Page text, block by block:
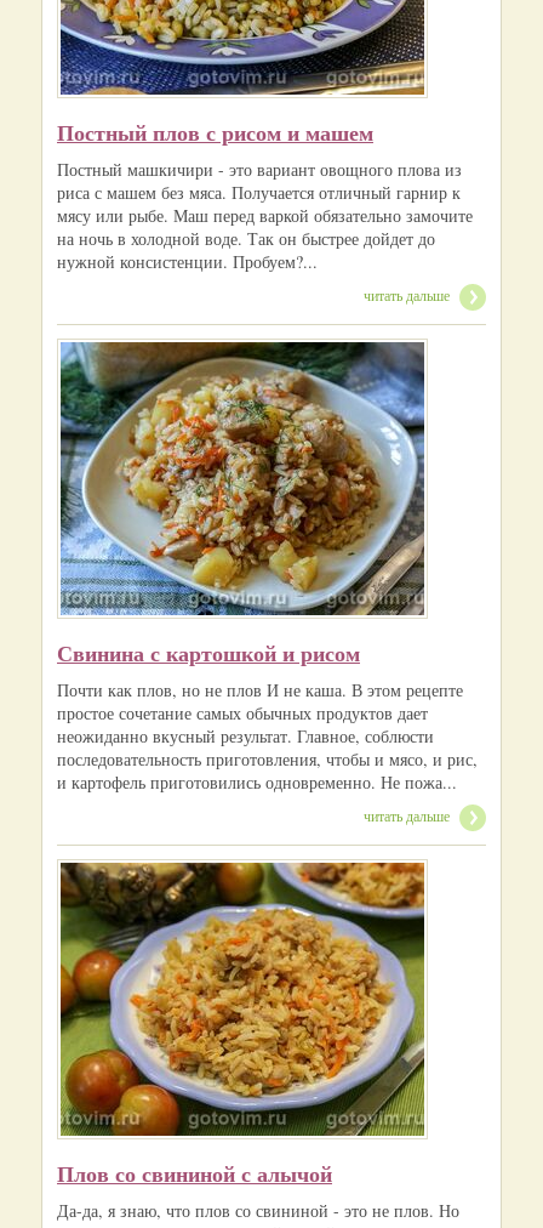
Постный плов с рисом и машем
Постный машкичири - это вариант овощного плова из
риса с машем без мяса. Получается отличный гарнир к
мясу или рыбе. Маш перед варкой обязательно замочите
на ночь в холодной воде. Так он быстрее дойдет до
нужной консистенции. Пробуем?...
читать дальше
Свинина с картошкой и рисом
Почти как плов, но не плов И не каша. В этом рецепте
простое сочетание самых обычных продуктов дает
неожиданно вкусный результат. Главное, соблюсти
последовательность приготовления, чтобы и мясо, и рис,
и картофель приготовились одновременно. Не пожа...
читать дальше
Плов со свининой с алычой
Да-да, я знаю, что плов со свининой - это не плов. Но